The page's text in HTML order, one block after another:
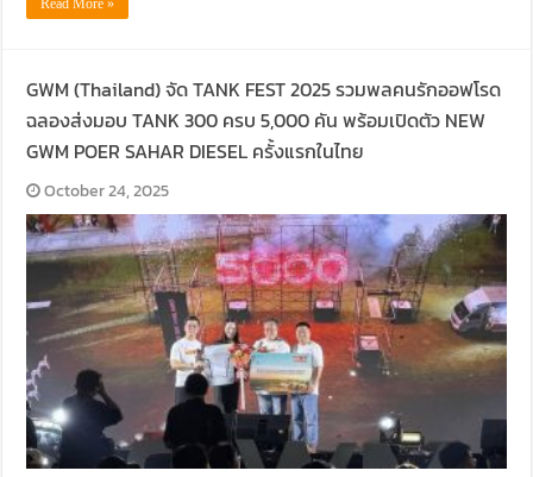
GWM (Thailand) จัด TANK FEST 2025 รวมพลคนรักออฟโรด
ฉลองส่งมอบ TANK 300 ครบ 5,000 คัน พร้อมเปิดตัว NEW
GWM POER SAHAR DIESEL ครั้งแรกในไทย
October 24, 2025